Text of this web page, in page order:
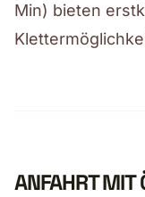
Min) bieten
ANFAHRT MIT